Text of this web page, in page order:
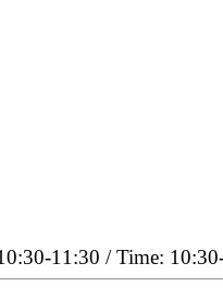
11:30 / Time: